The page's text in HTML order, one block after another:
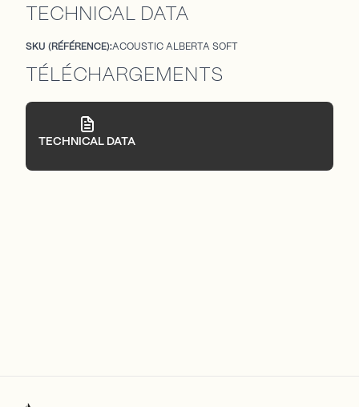
TECHNICAL DATA
SKU (RÉFÉRENCE):ACOUSTIC ALBERTA SOFT
TÉLÉCHARGEMENTS
TECHNICAL DATA